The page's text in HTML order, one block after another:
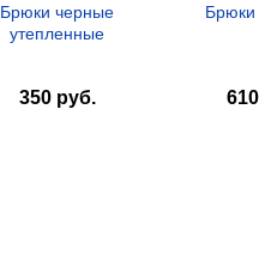
Брюки черные
утепленные
350 руб.
Брюки